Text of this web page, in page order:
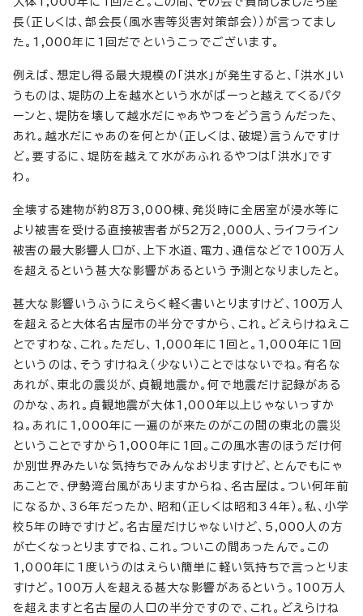
長（正しくは、部会長（風水害等災害対策部会））が言ってまし
た。1,000年に1回だでというこっでございます。
例えば、想定し得る最大規模の「洪水」が発生すると、「洪水」い
うものは、堤防の上を越水という水がばーっと越えてくるパタ
ーンと、堤防を壊して越水だにゃあやつをどう言うんだった、
あれ。越水だにゃあのを何とか（正しくは、破堤）言うんですけ
ど。要するに、堤防を越えて水があふれるやつは「洪水」です
わ。
全壊する建物が約8万3,000棟、発災時に全居室が浸水等に
より被害を受ける直接被害者が52万2,000人、ライフライン
被害の最大影響人口が、上下水道、電力、通信などで100万人
を超えるという甚大な影響があるという予測となりましたと。
甚大な影響いうふうにえらく軽く書いとりますけど、100万人
を超えると大体名古屋市の半分ですから、これ。どえらけねえこ
とですわな、これ。ただし、1,000年に1回と。1,000年に1回
というのは、そうすけねえ（少ない）ことではないでね。有名な
あれが、東北の震災が、貞観地震か。何で地震だけ記録がある
のかな、あれ。貞観地震が大体1,000年以上じゃないっすか
ね。あれに1,000年に一遍のが来たのがこの間の東北の震災
ということですから1,000年に1回。この風水害のほうだけ何
か別世界みたいな気持ちでみんなおりますけど、とんでもにゃ
あことで、伊勢湾台風がありますからね、名古屋は。つい何年前
になるか、36年だったか、昭和（正しくは昭和34年）。私、小学
校5年の時ですけど。名古屋だけじゃないけど、5,000人の方
が亡くなっとりますでね、これ。ついこの間あったんで。この
1,000年に1度いうのはえらい簡単に軽い気持ちで言っとりま
すけど。100万人を超える甚大な影響があるという。100万人
を超えますと名古屋の人口の半分ですので、これ。どえらけね